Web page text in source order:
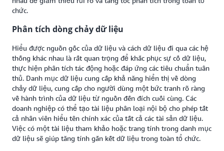
chức.
Phân tích dòng chảy dữ liệu
Hiểu được nguồn gốc của dữ liệu và cách dữ liệu đi qua các hệ
thống khác nhau là rất quan trọng để khắc phục sự cố dữ liệu,
thực hiện phân tích tác động hoặc đáp ứng các tiêu chuẩn tuân
thủ. Danh mục dữ liệu cung cấp khả năng hiển thị về dòng
chảy dữ liệu, cung cấp cho người dùng một bức tranh rõ ràng
về hành trình của dữ liệu từ nguồn đến đích cuối cùng. Các
doanh nghiệp có thể tạo tài liệu phân loại nội bộ cho phép tất
cả nhân viên hiểu tên chính xác của tất cả các tài sản dữ liệu.
Việc có một tài liệu tham khảo hoặc trang tính trong danh mục
dữ liệu sẽ giúp tăng tính gắn kết dữ liệu trong toàn tổ chức.